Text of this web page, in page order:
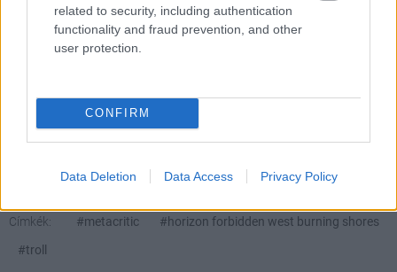
related to security, including authentication
functionality and fraud prevention, and other
user protection.
CONFIRM
Data Deletion Data Access Privacy Policy
hangulata – Jön a második forduló! (X)
Július végén folytatódik a balatoni strandröplabda-
sorozat.
Címkék: #metacritic
#horizon forbidden west burning shores
#troll